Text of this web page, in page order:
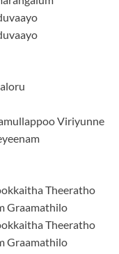
Viriyunne
Theeratho
Graamathilo
Theeratho
Graamathilo